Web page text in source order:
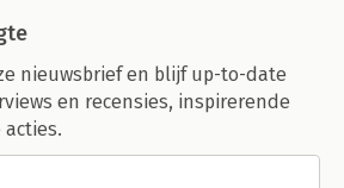
nieuwsbrief en blijf up-to-date
en recensies, inspirerende